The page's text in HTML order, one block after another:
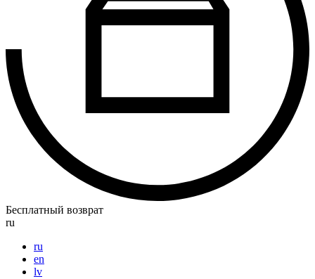
Бесплатный возврат
ru
ru
en
lv